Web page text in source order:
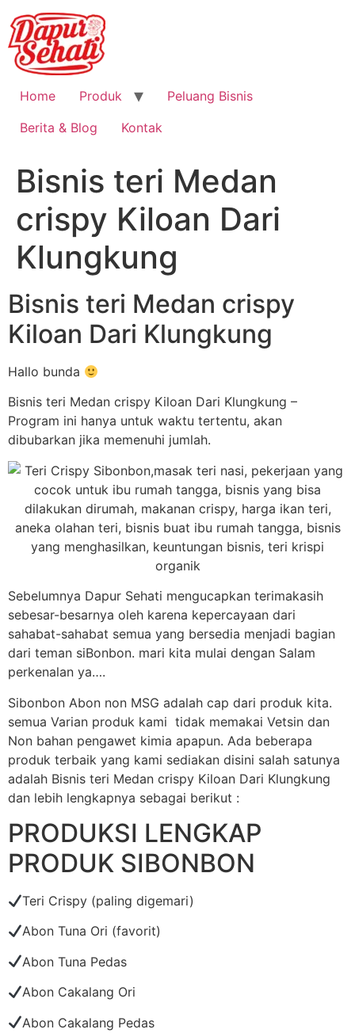
Home Produk
Peluang Bisnis
Berita & Blog
Kontak
Bisnis teri Medan
crispy Kiloan Dari
Klungkung
Bisnis teri Medan crispy
Kiloan Dari Klungkung
Hallo bunda
Bisnis teri Medan crispy Kiloan Dari Klungkung –
Program ini hanya untuk waktu tertentu, akan
dibubarkan jika memenuhi jumlah.
Sebelumnya Dapur Sehati mengucapkan terimakasih
sebesar-besarnya oleh karena kepercayaan dari
sahabat-sahabat semua yang bersedia menjadi bagian
dari teman siBonbon. mari kita mulai dengan Salam
perkenalan ya….
Sibonbon Abon non MSG adalah cap dari produk kita.
semua Varian produk kami tidak memakai Vetsin dan
Non bahan pengawet kimia apapun. Ada beberapa
produk terbaik yang kami sediakan disini salah satunya
adalah Bisnis teri Medan crispy Kiloan Dari Klungkung
dan lebih lengkapnya sebagai berikut :
PRODUKSI LENGKAP
PRODUK SIBONBON
Teri Crispy (paling digemari)
Abon Tuna Ori (favorit)
Abon Tuna Pedas
Abon Cakalang Ori
Abon Cakalang Pedas